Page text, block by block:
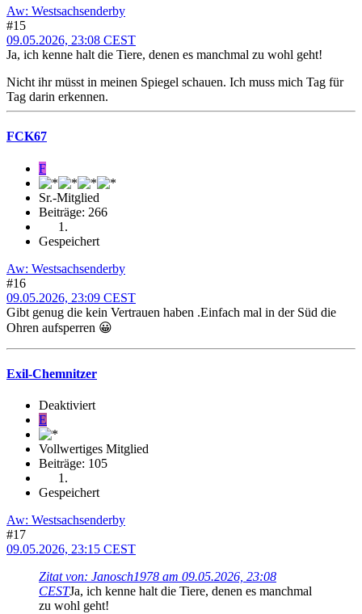
Aw: Westsachsenderby
#15
09.05.2026, 23:08 CEST
Ja, ich kenne halt die Tiere, denen es manchmal zu wohl geht!
Nicht ihr müsst in meinen Spiegel schauen. Ich muss mich Tag für
Tag darin erkennen.
FCK67
F
Sr.-Mitglied
Beiträge: 266
Gespeichert
Aw: Westsachsenderby
#16
09.05.2026, 23:09 CEST
Gibt genug die kein Vertrauen haben .Einfach mal in der Süd die
Ohren aufsperren 😀
Exil-Chemnitzer
Deaktiviert
E
Vollwertiges Mitglied
Beiträge: 105
Gespeichert
Aw: Westsachsenderby
#17
09.05.2026, 23:15 CEST
Zitat von: Janosch1978 am 09.05.2026, 23:08
CESTJa, ich kenne halt die Tiere, denen es manchmal
zu wohl geht!